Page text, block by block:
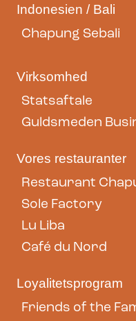
Indonesien / Bali
Chapung Sebali
Virksomhed
Statsaftale
Guldsmeden
Vores restauranter
Restaurant
Sole Factory
Lu Liba
Café du Nord
Loyalitetsprogram
Friends of the